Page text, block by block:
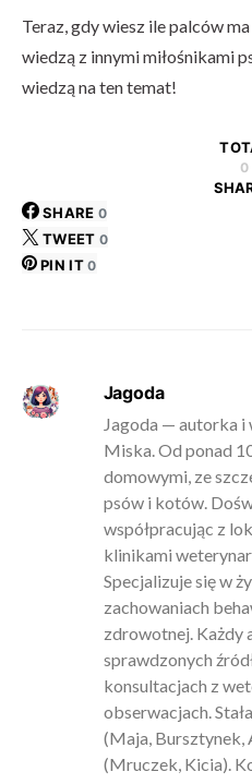
Teraz, gdy wiesz ile palców
wiedzą z innymi miłośnikami
wiedzą na ten temat!
0
SHARE 0
TWEET 0
PIN IT 0
Jagoda
Jagoda — autorka i
Miska. Od ponad
domowymi, ze
psów i kotów.
współpracując z
klinikami
Specjalizuje się w
zachowaniach
zdrowotnej. Każdy
sprawdzonych
konsultacjach z
obserwacjach.
(Maja,
(Mruczek, Kicia).